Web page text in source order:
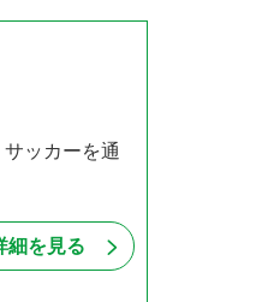
ッカーを通
細を見る